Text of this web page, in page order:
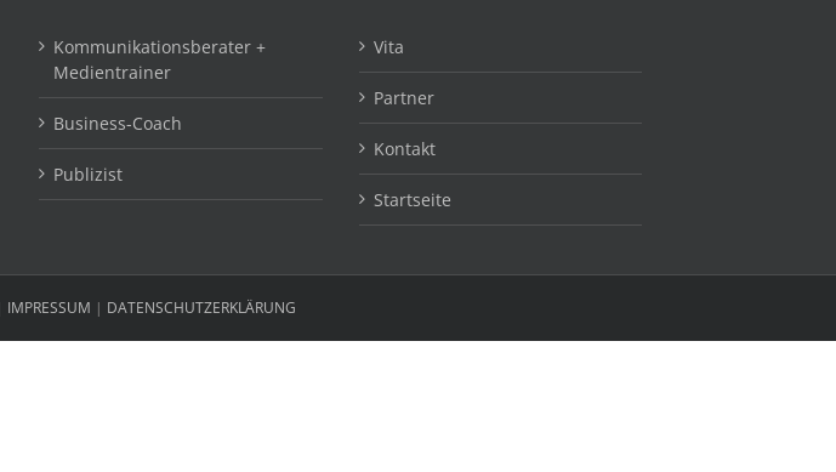
Kommunikationsberater +
Medientrainer
Business-Coach
Publizist
Vita
Partner
Kontakt
Startseite
IMPRESSUM | DATENSCHUTZERKLÄRUNG